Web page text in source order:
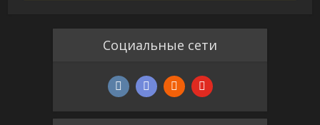
Социальные сети